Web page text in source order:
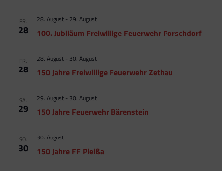
FR.
28 100. Jubiläum Freiwillige Feuerwehr Porschdorf
28. August- 29. August
FR.
28 150 Jahre Freiwillige Feuerwehr Zethau
28. August- 30. August
SA.
29 150 Jahre Feuerwehr Bärenstein
29. August- 30. August
SO.
30 150 Jahre FF Pleißa
30. August